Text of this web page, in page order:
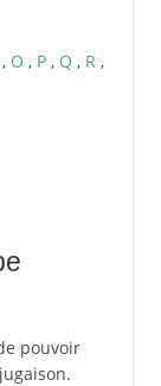
, O , P , Q , R ,
pouvoir